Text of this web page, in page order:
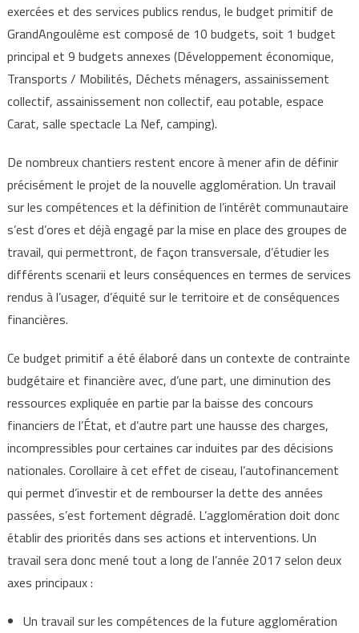
exercées et des services publics rendus, le budget primitif de
GrandAngoulême est composé de 10 budgets, soit 1 budget
principal et 9 budgets annexes (Développement économique,
Transports / Mobilités, Déchets ménagers, assainissement
collectif, assainissement non collectif, eau potable, espace
Carat, salle spectacle La Nef, camping).
De nombreux chantiers restent encore à mener afin de définir
précisément le projet de la nouvelle agglomération. Un travail
sur les compétences et la définition de l’intérêt communautaire
s’est d’ores et déjà engagé par la mise en place des groupes de
travail, qui permettront, de façon transversale, d’étudier les
différents scenarii et leurs conséquences en termes de services
rendus à l’usager, d’équité sur le territoire et de conséquences
financières.
Ce budget primitif a été élaboré dans un contexte de contrainte
budgétaire et financière avec, d’une part, une diminution des
ressources expliquée en partie par la baisse des concours
financiers de l’État, et d’autre part une hausse des charges,
incompressibles pour certaines car induites par des décisions
nationales. Corollaire à cet effet de ciseau, l’autofinancement
qui permet d’investir et de rembourser la dette des années
passées, s’est fortement dégradé. L’agglomération doit donc
établir des priorités dans ses actions et interventions. Un
travail sera donc mené tout a long de l’année 2017 selon deux
axes principaux :
Un travail sur les compétences de la future agglomération